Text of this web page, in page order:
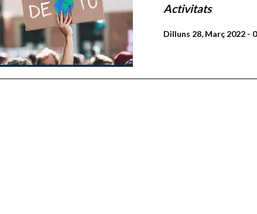
Activitats
Dilluns 28, Març 2022 -